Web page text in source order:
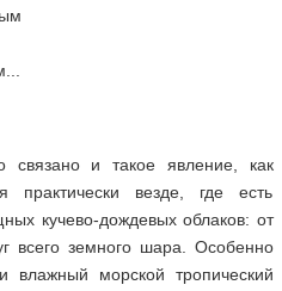
связано и такое явление, как
практически везде, где есть
кучево-дождевых облаков: от
всего земного шара. Особенно
морской тропический